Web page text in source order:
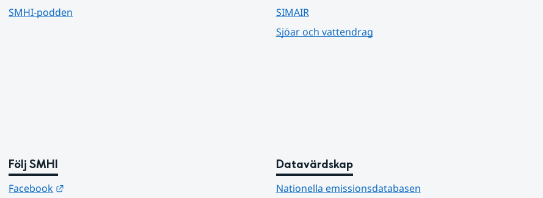
SMHI-podden
SIMAIR
Sjöar och vattendrag
Följ SMHI
Facebook
Datavärdskap
Nationella emissionsdatabasen